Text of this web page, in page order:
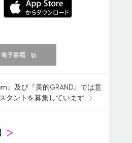
電子書籍
』及び『美的GRAND』では意
タントを募集しています
＞